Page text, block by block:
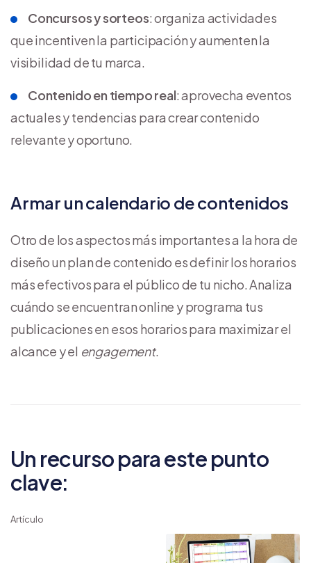
Concursos y sorteos: organiza actividades
que incentiven la participación y aumenten la
visibilidad de tu marca.
Contenido en tiempo real: aprovecha eventos
actuales y tendencias para crear contenido
relevante y oportuno.
Armar un calendario de contenidos
Otro de los aspectos más importantes a la hora de
diseño un plan de contenido es definir los horarios
más efectivos para el público de tu nicho. Analiza
cuándo se encuentran online y programa tus
publicaciones en esos horarios para maximizar el
alcance y el engagement.
Un recurso para este punto
clave:
Artículo